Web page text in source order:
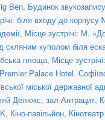
Ben, Будинок
біля входу до
, Місце зустрічі: М.
скляним куполом біля
площа, Місце
Premier Palace Hotel.
міської державної
Делюкс, зал Антрацит,
, Кіно-павільйон,